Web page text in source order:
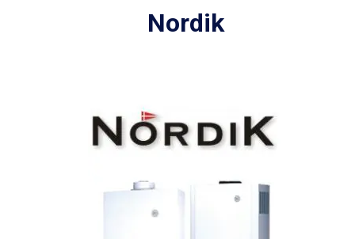
Nordik